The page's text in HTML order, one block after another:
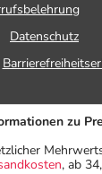
Datenschutz
zu
, ab